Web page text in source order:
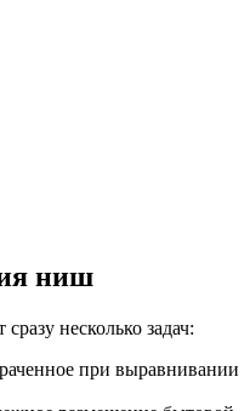
ниш
несколько задач:
при выравнивании